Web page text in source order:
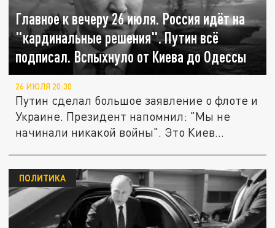
Главное к вечеру 26 июля. Россия идёт на
"кардинальные решения". Путин всё
подписал. Вспыхнуло от Киева до Одессы
26 ИЮЛЯ 20:30
Путин сделал большое заявление о флоте и
Украине. Президент напомнил: "Мы не
начинали никакой войны". Это Киев...
ПОЛИТИКА